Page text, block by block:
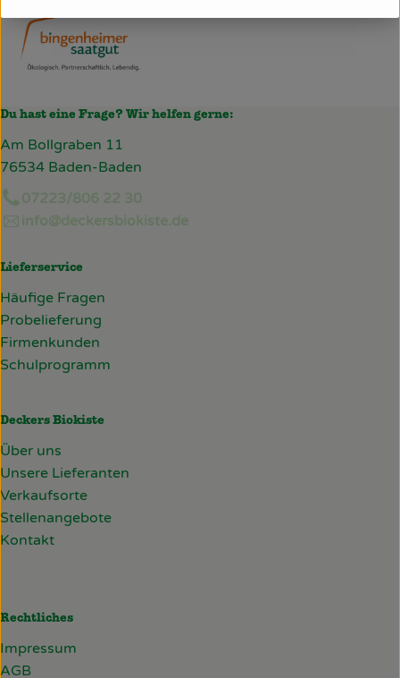
Du hast eine Frage? Wir helfen gerne:
Am Bollgraben 11
76534 Baden-Baden
07223/806 22 30
info@deckersbiokiste.de
Lieferservice
Häufige Fragen
Probelieferung
Firmenkunden
Schulprogramm
Deckers Biokiste
Über uns
Unsere Lieferanten
Verkaufsorte
Stellenangebote
Kontakt
Rechtliches
Impressum
AGB